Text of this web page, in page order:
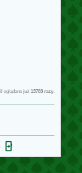
oglądano już 13783 razy.
open_in_phone